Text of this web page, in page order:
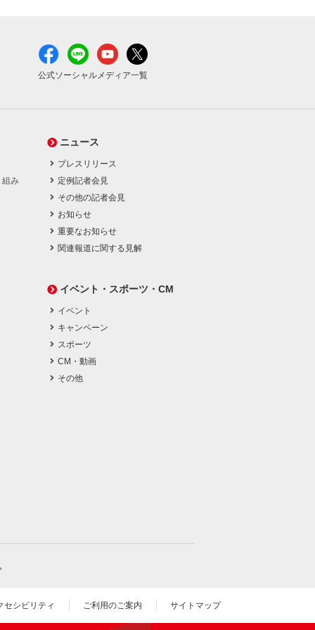
公式ソーシャルメディア一覧
組み
ニュース
プレスリリース
定例記者会見
その他の記者会見
お知らせ
重要なお知らせ
関連報道に関する見解
イベント・スポーツ・CM
イベント
キャンペーン
スポーツ
CM・動画
その他
セシビリティ ご利用のご案内 サイトマップ